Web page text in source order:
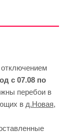
с 07.08 по
перебои в
в д.Новая,